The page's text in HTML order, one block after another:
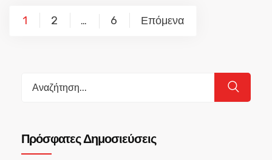
Σελιδοποίηση
1 2 … 6 Επόμενα
Πρόσφατες Δημοσιεύσεις